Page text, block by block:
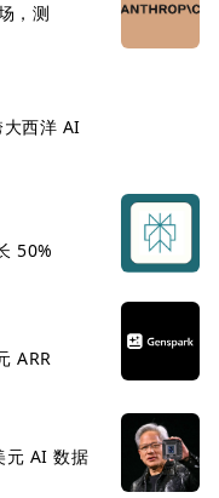
，测
西洋 AI
50%
ARR
元 AI 数据